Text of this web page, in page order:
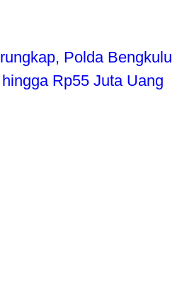
Polda Bengkulu
Rp55 Juta Uang